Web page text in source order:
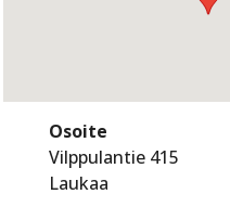
Osoite
Vilppulantie 415
Laukaa